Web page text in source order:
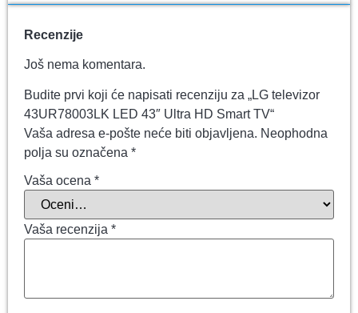
Recenzije
Još nema komentara.
Budite prvi koji će napisati recenziju za „LG televizor
43UR78003LK LED 43″ Ultra HD Smart TV“
Vaša adresa e-pošte neće biti objavljena. Neophodna
polja su označena *
Vaša ocena *
Vaša recenzija *